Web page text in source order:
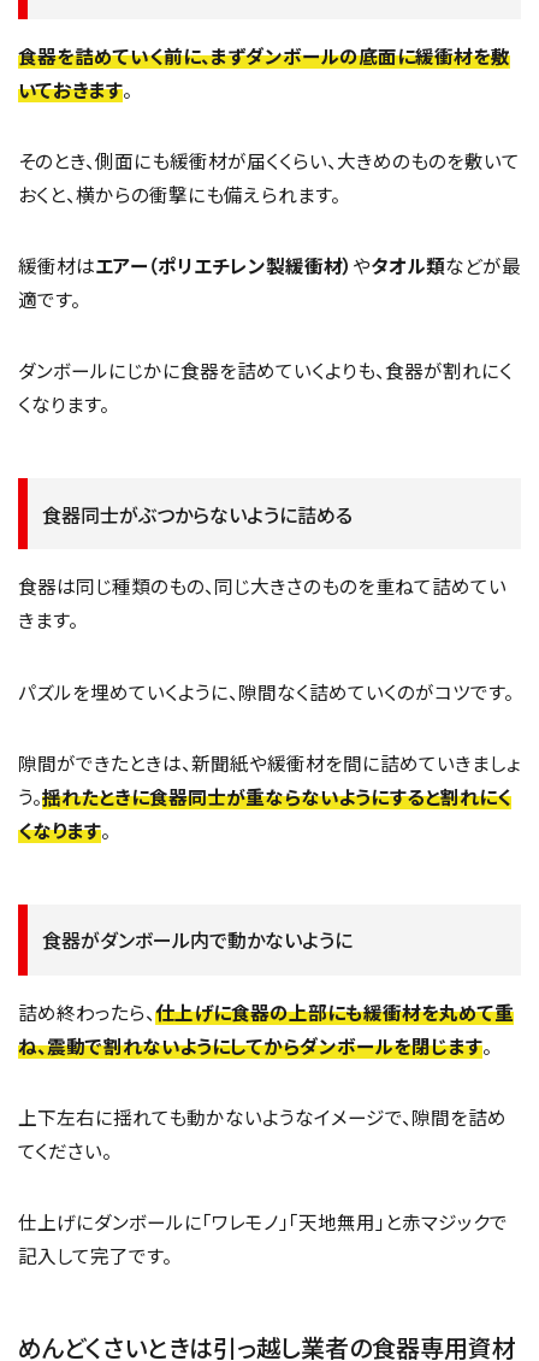
食器を詰めていく前に、まずダンボールの底面に緩衝材を敷
いておきます。
そのとき、側面にも緩衝材が届くくらい、大きめのものを敷いて
おくと、横からの衝撃にも備えられます。
緩衝材はエアー（ポリエチレン製緩衝材） やタオル類などが最
適です。
ダンボールにじかに食器を詰めていくよりも、食器が割れにく
くなります。
食器同士がぶつからないように詰める
食器は同じ種類のもの、同じ大きさのものを重ねて詰めてい
きます。
パズルを埋めていくように、隙間なく詰めていくのがコツです。
隙間ができたときは、新聞紙や緩衝材を間に詰めていきましょ
う。揺れたときに食器同士が重ならないようにすると割れにく
くなります。
食器がダンボール内で動かないように
詰め終わったら、仕上げに食器の上部にも緩衝材を丸めて重
ね、震動で割れないようにしてからダンボールを閉じます。
上下左右に揺れても動かないようなイメージで、隙間を詰め
てください。
仕上げにダンボールに「ワレモノ」「天地無用」と赤マジックで
記入して完了です。
めんどくさいときは引っ越し業者の食器専用資材